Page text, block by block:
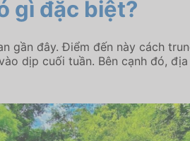
gì đặc biệt?
đây. Điểm đến này cách
dịp cuối tuần. Bên cạnh đó,